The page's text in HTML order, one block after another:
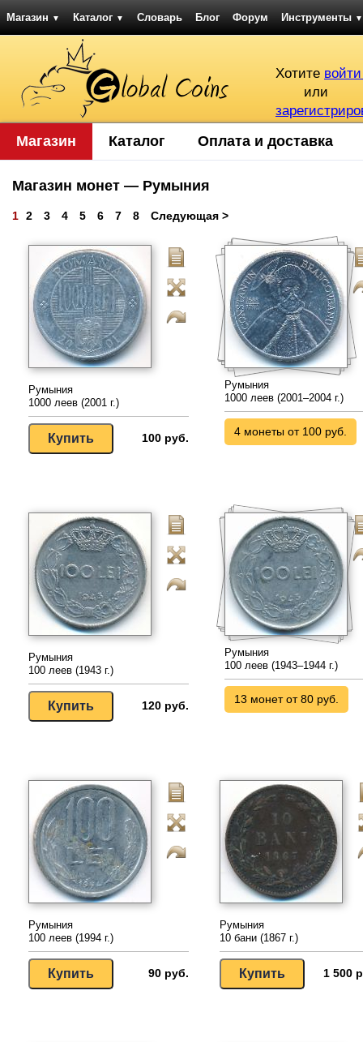
Магазин ▼ Каталог ▼ Словарь Блог Форум Инструменты ▼
Хотите
или
Магазин Каталог Оплата и доставка
Магазин монет — Румыния
1 2 3 4 5 6 7 8 Следующая >
Румыния
1000 леев (2001 г.)
100 руб.
Румыния
1000 леев (2001–2004 г.)
4 монеты от 100 руб.
Румыния
100 леев (1943 г.)
120 руб.
Румыния
100 леев (1943–1944 г.)
13 монет от 80 руб.
Румыния
100 леев (1994 г.)
90 руб.
Румыния
10 бани (1867 г.)
1 500